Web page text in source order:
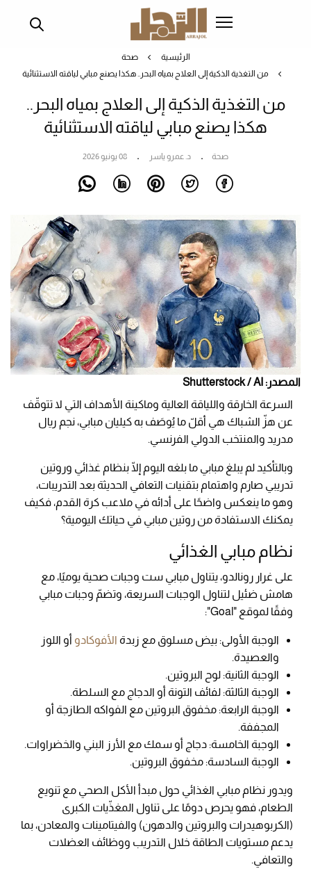
الرئيسية
صحة
من التغذية الذكية إلى العلاج بمياه البحر.. هكذا يصنع مبابي لياقته الاستثنائية
من التغذية الذكية إلى العلاج بمياه البحر..
هكذا يصنع مبابي لياقته الاستثنائية
صحة د. عمرو ياسر 08 يونيو 2026
المصدر: Shutterstock / AI
السرعة الخارقة واللياقة العالية وماكينة الأهداف التي لا تتوقّف
عن هزّ الشباك هي أقلّ ما يُوصَف به كيليان مبابي، نجم ريال
مدريد والمنتخب الدولي الفرنسي.
وبالتأكيد لم يبلغ مبابي ما بلغه اليوم إلّا بنظام غذائي وروتين
تدريبي صارم واهتمام بتقنيات التعافي الحديثة بعد التدريبات،
وهو ما ينعكس واضحًا على أدائه في ملاعب كرة القدم، فكيف
يمكنك الاستفادة من روتين مبابي في حياتك اليومية؟
نظام مبابي الغذائي
على غرار رونالدو، يتناول مبابي ست وجبات صحية يوميًا، مع
هامش ضئيل لتناول الوجبات السريعة، وتضمّ وجبات مبابي
وفقًا لموقع "Goal":
الوجبة الأولى: بيض مسلوق مع زبدة الأفوكادو أو اللوز
والعصيدة.
الوجبة الثانية: لوح البروتين.
الوجبة الثالثة: لفائف التونة أو الدجاج مع السلطة.
الوجبة الرابعة: مخفوق البروتين مع الفواكه الطازجة أو
المجففة.
الوجبة الخامسة: دجاج أو سمك مع الأرز البني والخضراوات.
الوجبة السادسة: مخفوق البروتين.
ويدور نظام مبابي الغذائي حول مبدأ الأكل الصحي مع تنويع
الطعام، فهو يحرص دومًا على تناول المغذّيات الكبرى
(الكربوهيدرات والبروتين والدهون) والفيتامينات والمعادن، بما
يدعم مستويات الطاقة خلال التدريب ووظائف العضلات
والتعافي.